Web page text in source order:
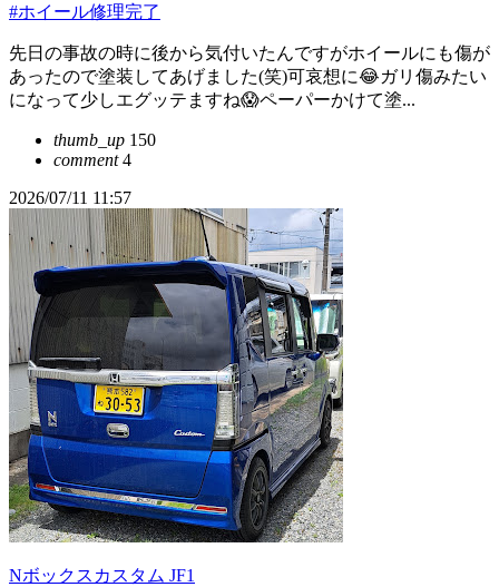
#ホイール修理完了
先日の事故の時に後から気付いたんですがホイールにも傷が
あったので塗装してあげました(笑)可哀想に😂ガリ傷みたい
になって少しエグッテますね😱ペーパーかけて塗...
thumb_up 150
comment4
2026/07/11 11:57
Nボックスカスタム JF1